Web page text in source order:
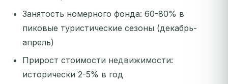
Занятость номерного фонда: 60-80% в
пиковые туристические сезоны (декабрь-
апрель)
Прирост стоимости недвижимости:
исторически 2-5% в год